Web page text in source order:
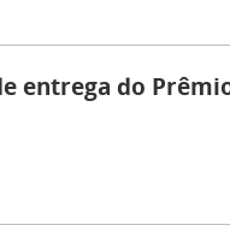
entrega do